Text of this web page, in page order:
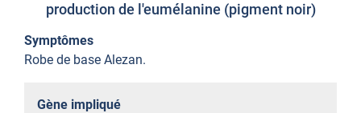
production de l'eumélanine (pigment noir)
Symptômes
Robe de base Alezan.
Gène impliqué